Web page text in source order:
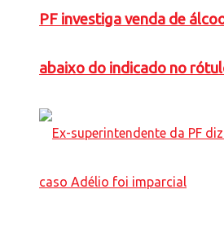
PF investiga venda de
abaixo do indicado no